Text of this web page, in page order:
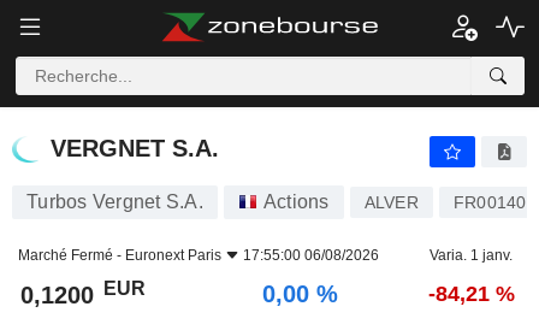
VERGNET S.A.
VERGNET S.A.
Turbos Vergnet S.A. Actions ALVER
Marché Fermé - Euronext Paris 17:55:00 06/08/2026 Varia. 1 janv.
0,1200 EUR 0,00 % -84,21 %